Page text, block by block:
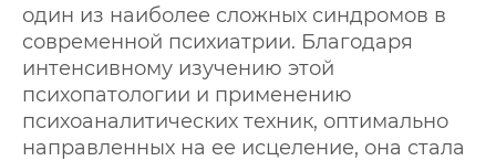
один из наиболее сложных синдромов в
современной психиатрии. Благодаря
интенсивному изучению этой
психопатологии и применению
психоаналитических техник, оптимально
направленных на ее исцеление, она стала